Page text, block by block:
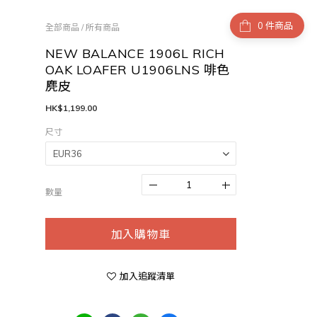
件商品
全部商品 /所有商品
NEW BALANCE 1906L RICH
OAK LOAFER U1906LNS 啡色
麂皮
HK$1,199.00
尺寸
數量
加入購物車
加入追蹤清單